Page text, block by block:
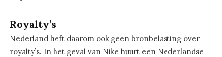
Royalty’s
Nederland heft daarom ook geen bronbelasting over
royalty’s. In het geval van Nike huurt een Nederlandse